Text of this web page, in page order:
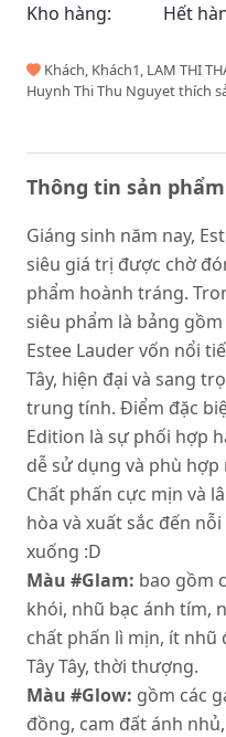
Kho hàng:
Hết
Khách, Khách1, LAM THI
Huynh Thi Thu Nguyet thích
Thông tin sản phẩm
Giáng sinh năm nay,
siêu giá trị được chờ
phẩm hoành tráng.
siêu phẩm là bảng
Estee Lauder vốn nổi
Tây, hiện đại và sang
trung tính. Điểm đặc
Edition là sự phối hợp
dễ sử dụng và phù
Chất phấn cực mịn và
hòa và xuất sắc đến
xuống :D
Màu #Glam: bao gồm
khói, nhũ bạc ánh tím,
chất phấn lì mịn, ít nhũ
Tây Tây, thời thượng.
Màu #Glow: gồm các
đồng, cam đất ánh